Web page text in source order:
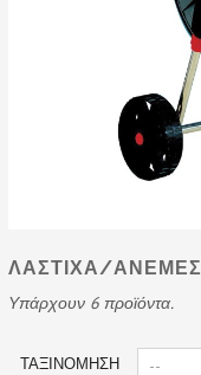
ΛΑΣΤΙΧΑ/ΑΝΕΜΕΣ
Υπάρχουν 6 προϊόντα.
ΤΑΞΙΝΌΜΗΣΗ